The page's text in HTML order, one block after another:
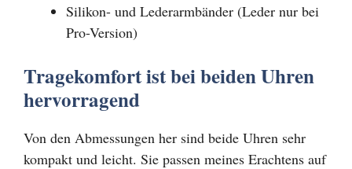
Silikon- und Lederarmbänder (Leder nur bei
Pro-Version)
Tragekomfort ist bei beiden Uhren
hervorragend
Von den Abmessungen her sind beide Uhren sehr
kompakt und leicht. Sie passen meines Erachtens auf